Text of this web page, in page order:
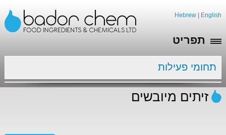
Hebrew English
תפריט
תחומי פעילות
זיתים מיובשים